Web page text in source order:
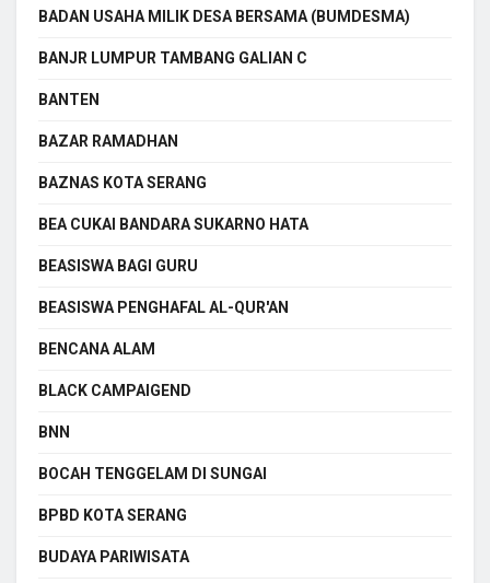
BADAN USAHA MILIK DESA BERSAMA (BUMDESMA)
BANJR LUMPUR TAMBANG GALIAN C
BANTEN
BAZAR RAMADHAN
BAZNAS KOTA SERANG
BEA CUKAI BANDARA SUKARNO HATA
BEASISWA BAGI GURU
BEASISWA PENGHAFAL AL-QUR'AN
BENCANA ALAM
BLACK CAMPAIGEND
BNN
BOCAH TENGGELAM DI SUNGAI
BPBD KOTA SERANG
BUDAYA PARIWISATA